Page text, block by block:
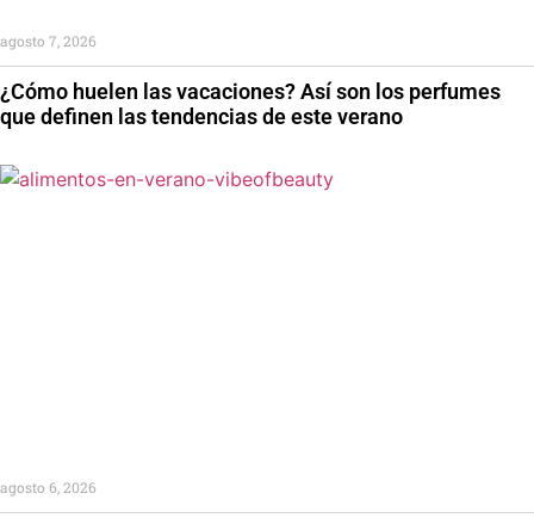
¿Cómo huelen las vacaciones? Así son los perfumes
que definen las tendencias de este verano
agosto 7, 2026
agosto 6, 2026